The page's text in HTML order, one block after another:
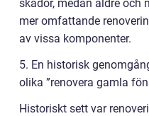
skador, medan äldre och
mer omfattande
av vissa komponenter.
5. En historisk
olika ”renovera gamla
Historiskt sett var